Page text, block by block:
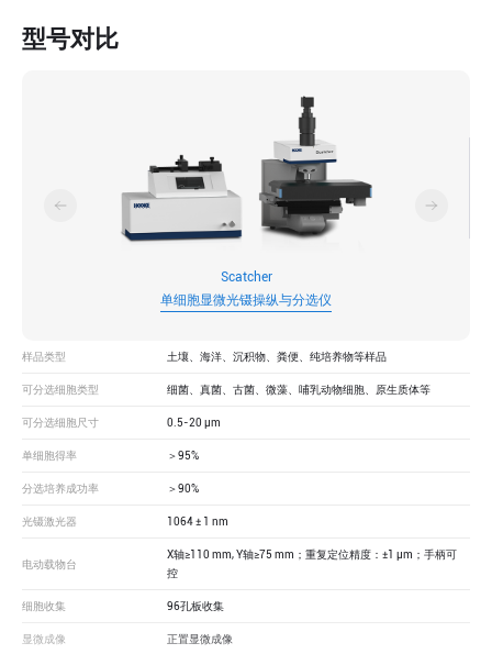
型号对比
Scatcher
单细胞显微光镊操纵与分选仪
样品类型
可分选细胞类型
可分选细胞尺寸
单细胞得率
分选培养成功率
光镊激光器
电动载物台
细胞收集
显微成像
物等样品
细胞、原生质体等
土壤、海洋、沉积物、粪便、纯培养物等样品
细菌、真菌、古菌、微藻、哺乳动物细胞、原生质体等
0.5-20 μm
＞95%
＞90%
1064 ± 1 nm
X轴≥110 mm, Y轴≥75 mm；重复定位精度：±1 μm；手柄可
96孔板收集
正置显微成像